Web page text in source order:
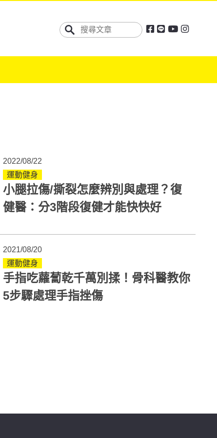
2022/08/22
運動健身
小腿拉傷/撕裂怎麼辨別與處理？復
健醫：分3階段復健才能快快好
2021/08/20
運動健身
手指吃蘿蔔乾千萬別揉！骨科醫教你
5步驟處理手指挫傷